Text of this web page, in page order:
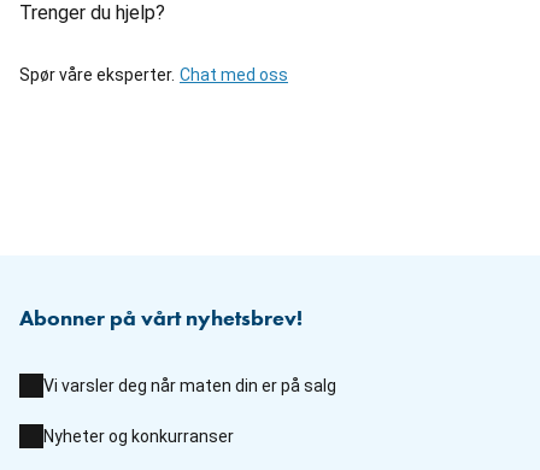
Trenger du hjelp?
Spør våre eksperter. Chat med oss
Abonner på vårt nyhetsbrev!
Vi varsler deg når maten din er på salg
Nyheter og konkurranser